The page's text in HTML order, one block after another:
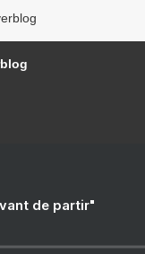
de partir"